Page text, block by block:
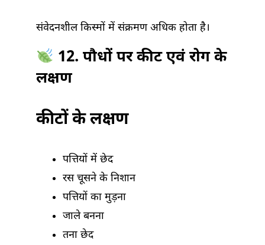
संवेदनशील किस्मों में संक्रमण अधिक होता है।
12. पौधों पर कीट एवं रोग के
लक्षण
कीटों के लक्षण
पत्तियों में छेद
रस चूसने के निशान
पत्तियों का मुड़ना
जाले बनना
तना छेद